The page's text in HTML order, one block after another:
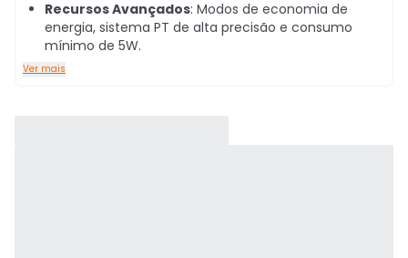
Recursos Avançados: Modos de economia de
energia, sistema PT de alta precisão e consumo
mínimo de 5W.
Ver mais